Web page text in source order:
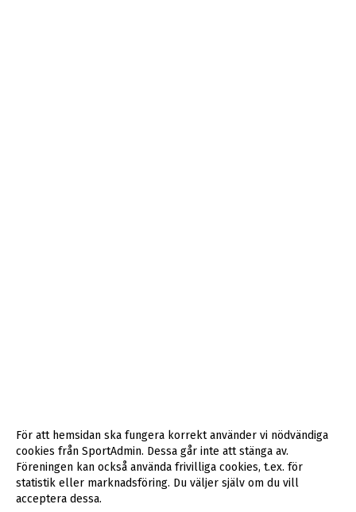
För att hemsidan ska fungera korrekt använder vi nödvändiga
cookies från SportAdmin. Dessa går inte att stänga av.
Föreningen kan också använda frivilliga cookies, t.ex. för
statistik eller marknadsföring. Du väljer själv om du vill
acceptera dessa.